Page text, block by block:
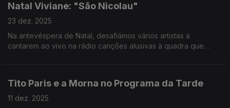
Natal Viviane: "São Nicolau"
23 dez. 2025
Na antevéspera de Natal, desafiámos vários artistas a
cantarem ao vivo na rádio canções alusivas à quadra que
Tito Paris e a Morna no Programa da Tarde
11 dez. 2025